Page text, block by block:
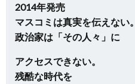
2014年発売
マスコミは真実を伝えない。
政治家は「その人々」に
アクセスできない。
残酷な時代を